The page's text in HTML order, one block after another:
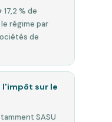
% de
régime par
de
l'impôt sur le
SASU